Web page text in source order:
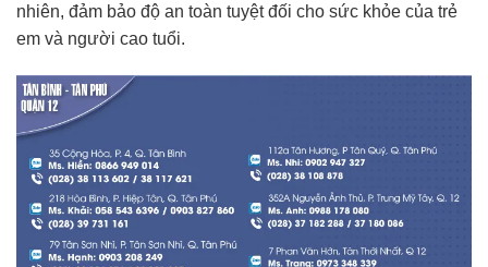
nhiên, đảm bảo độ an toàn tuyệt đối cho sức khỏe của trẻ
em và người cao tuổi.